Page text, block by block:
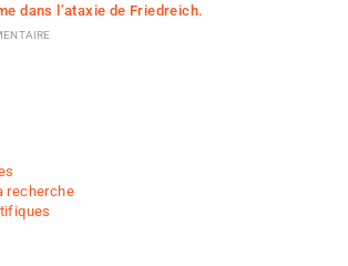
dans l’ataxie de Friedreich.
recherche